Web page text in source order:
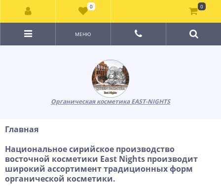
Органическая косметика EAST-NIGHTS
МЕНЮ
Главная
Национальное сирийское производство
восточной косметики East Nights производит
широкий ассортимент традиционных форм
органической косметики.
0 0